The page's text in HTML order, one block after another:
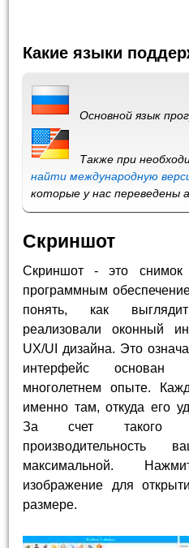
Какие языки
Основной язык
Также при
найти международную
которые у нас переведены
Скриншот
Скриншот - это
программным
понять, как
реализовали оконный
UX/UI дизайна. Это
интерфейс основан
многолетнем опыте.
именно там, откуда его
За счет такого
максимальной.
изображение для
размере.